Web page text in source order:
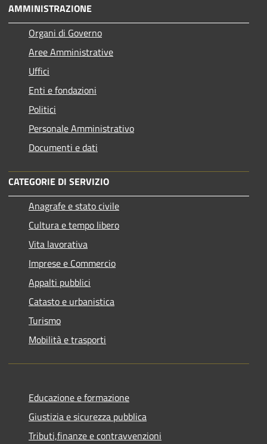
AMMINISTRAZIONE
Organi di Governo
Aree Amministrative
Uffici
Enti e fondazioni
Politici
Personale Amministrativo
Documenti e dati
CATEGORIE DI SERVIZIO
Anagrafe e stato civile
Cultura e tempo libero
Vita lavorativa
Imprese e Commercio
Appalti pubblici
Catasto e urbanistica
Turismo
Mobilità e trasporti
Educazione e formazione
Giustizia e sicurezza pubblica
Tributi,finanze e contravvenzioni